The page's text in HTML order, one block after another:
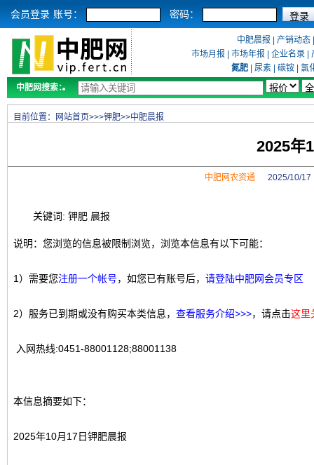
会员登录 账号： 密码：
中肥晨报 产销动态
市场月报
市场年报 企业名录
氮肥
尿素 碳铵
氯
中肥网搜索：
目前位置： 网站首页>>>钾肥>>中肥晨报
2025年
中肥网农资通2025/10/17
关键词: 钾肥 晨报
说明：您浏览的信息被限制浏览，浏览本信息有以下可能：
1）需要您注册一个帐号，如您已有账号后， 请登陆中肥网会员专区
2）服务已到期或没有购买本类信息， 查看服务介绍>>>，请点击这里
入网热线:0451-88001128;88001138
本信息摘要如下：
2025年10月17日钾肥晨报